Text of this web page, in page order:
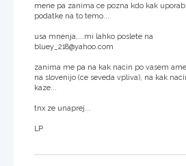
mene pa zanima ce pozna kdo kak
podatke na to temo...
usa mnenja,...mi lahko poslete na
bluey_218@yahoo.com
zanima me pa na kak nacin po vasem
na slovenijo (ce seveda vpliva), na kak
kaze...
tnx ze unaprej...
LP